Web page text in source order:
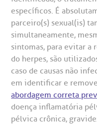
específicos. É
parceiro(s) sexual(is)
simultaneamente,
sintomas, para evitar a
do herpes, são
caso de causas não
em identificar e
abordagem correta
doença inflamatória
pélvica crônica,